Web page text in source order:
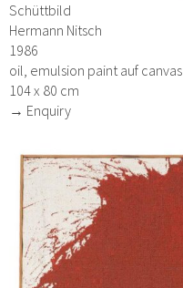
Schüttbild
Hermann Nitsch
1986
oil, emulsion paint auf canvas
104 x 80 cm
→ Enquiry